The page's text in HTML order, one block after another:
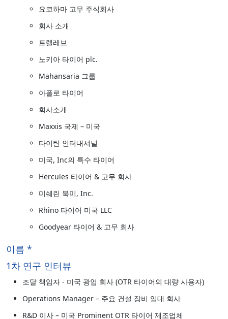
요코하마 고무 주식회사
회사 소개
트렐레브
노키아 타이어 plc.
Mahansaria 그룹
아폴로 타이어
회사소개
Maxxis 국제 – 미국
타이탄 인터내셔널
미국, Inc의 특수 타이어
Hercules 타이어 & 고무 회사
미쉐린 북미, Inc.
Rhino 타이어 미국 LLC
Goodyear 타이어 & 고무 회사
이름 *
1차 연구 인터뷰
조달 책임자 - 미국 광업 회사 (OTR 타이어의 대량 사용자)
Operations Manager – 주요 건설 장비 임대 회사
R&D 이사 – 미국 Prominent OTR 타이어 제조업체